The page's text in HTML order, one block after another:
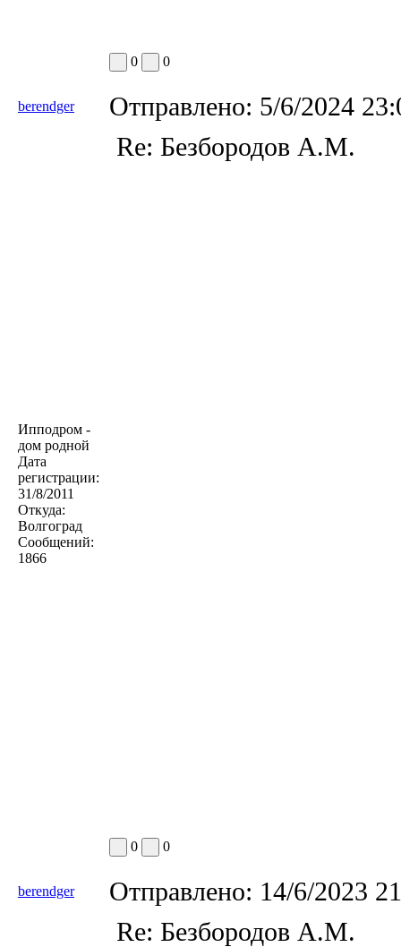
0 0
berendger Отправлено: 5/6/2024
Ипподром -
дом родной
Дата
регистрации:
31/8/2011
Откуда:
Волгоград
Сообщений:
1866
Re: Безбородов А.М.
0 0
berendger Отправлено: 14/6/2023
Re: Безбородов А.М.